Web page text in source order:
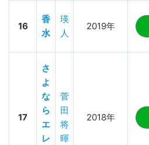
16
香
水
瑛
人
2019年
17
さ
よ
な
ら
エ
レ
菅
田
将
暉
2018年